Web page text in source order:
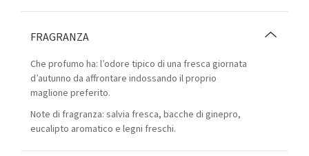
FRAGRANZA
Che profumo ha: l’odore tipico di una fresca giornata
d’autunno da affrontare indossando il proprio
maglione preferito.
Note di fragranza: salvia fresca, bacche di ginepro,
eucalipto aromatico e legni freschi.